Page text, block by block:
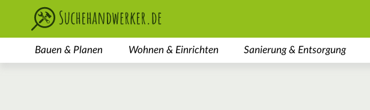
Bauen & Planen Wohnen & Einrichten Sanierung & Entsorgung